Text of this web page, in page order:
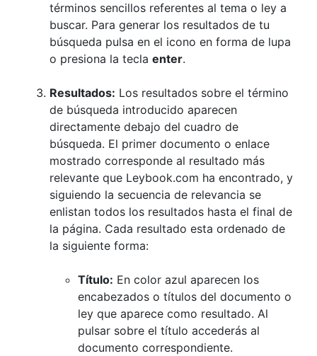
términos sencillos referentes al tema o ley a
buscar. Para generar los resultados de tu
búsqueda pulsa en el icono en forma de lupa
o presiona la tecla enter.
Resultados: Los resultados sobre el término
de búsqueda introducido aparecen
directamente debajo del cuadro de
búsqueda. El primer documento o enlace
mostrado corresponde al resultado más
relevante que Leybook.com ha encontrado, y
siguiendo la secuencia de relevancia se
enlistan todos los resultados hasta el final de
la página. Cada resultado esta ordenado de
la siguiente forma:
Título: En color azul aparecen los
encabezados o títulos del documento o
ley que aparece como resultado. Al
pulsar sobre el título accederás al
documento correspondiente.